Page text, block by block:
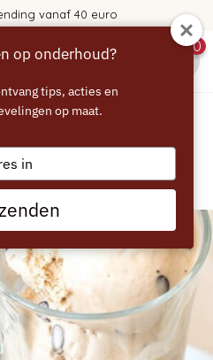
vanaf 40 euro
0
op onderhoud?
tips, acties en
op maat.